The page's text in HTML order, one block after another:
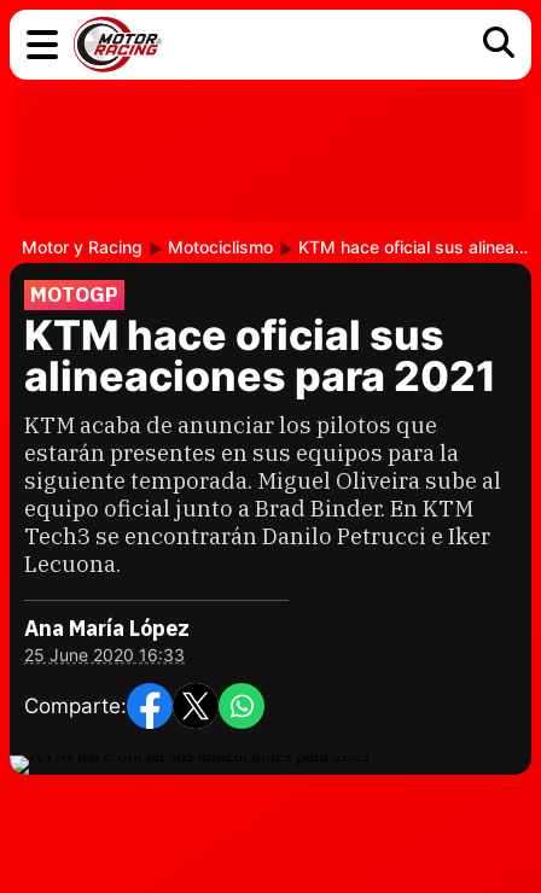
Motor y Racing Motociclismo KTM hace oficial sus alineaciones para 2021
MOTOGP
KTM hace oficial sus
alineaciones para 2021
KTM acaba de anunciar los pilotos que
estarán presentes en sus equipos para la
siguiente temporada. Miguel Oliveira sube al
equipo oficial junto a Brad Binder. En KTM
Tech3 se encontrarán Danilo Petrucci e Iker
Lecuona.
Ana María López
25 June 2020 16:33
Comparte: